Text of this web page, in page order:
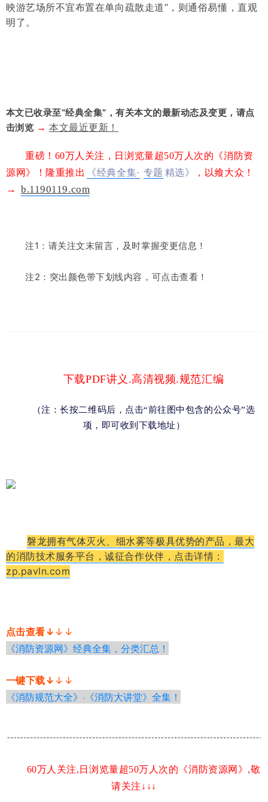
映游艺场所不宜布置在单向疏散走道”，则通俗易懂，直观
明了。
本文已收录至“经典全集”，有关本文的最新动态及变更，请点
击浏览 →本文最近更新！
重磅！60万人关注，日浏览量超50万人次的《消防资
源网》！隆重推出 《经典全集· 专题 精选》 ， 以飨大众！
→ b.1190119.com
注1：请关注文末留言，及时掌握变更信息！
注2：突出颜色带下划线内容，可点击查看！
下载PDF讲义.高清视频.规范汇编
（注：长按二维码后，点击“前往图中包含的公众号”选
项，即可收到下载地址）
磐龙拥有气体灭火、细水雾等极具优势的产品，最大
的消防技术服务平台，诚征合作伙伴，点击详情：
zp.pavln.com
点击查看↓ ↓↓
《消防资源网》经典全集，分类汇总！
一键下载↓ ↓↓
《消防规范大全》·《消防大讲堂》全集！
60万人关注,日浏览量超50万人次的《消防资源网》,敬
请关注↓ ↓ ↓